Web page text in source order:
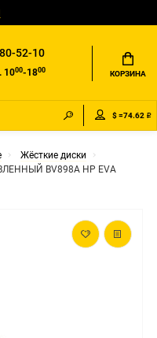
52-10
1000-1800 КОРЗИНА
$ =74.62 ₽
Жёсткие диски
BV898A HP EVA